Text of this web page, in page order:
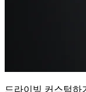
드라이빙 커스텀하